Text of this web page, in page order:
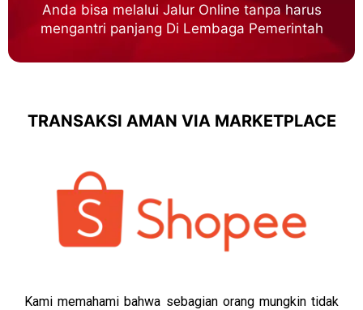
Anda bisa melalui Jalur Online tanpa harus
mengantri panjang Di Lembaga Pemerintah
TRANSAKSI AMAN VIA MARKETPLACE
Kami memahami bahwa sebagian orang mungkin tidak